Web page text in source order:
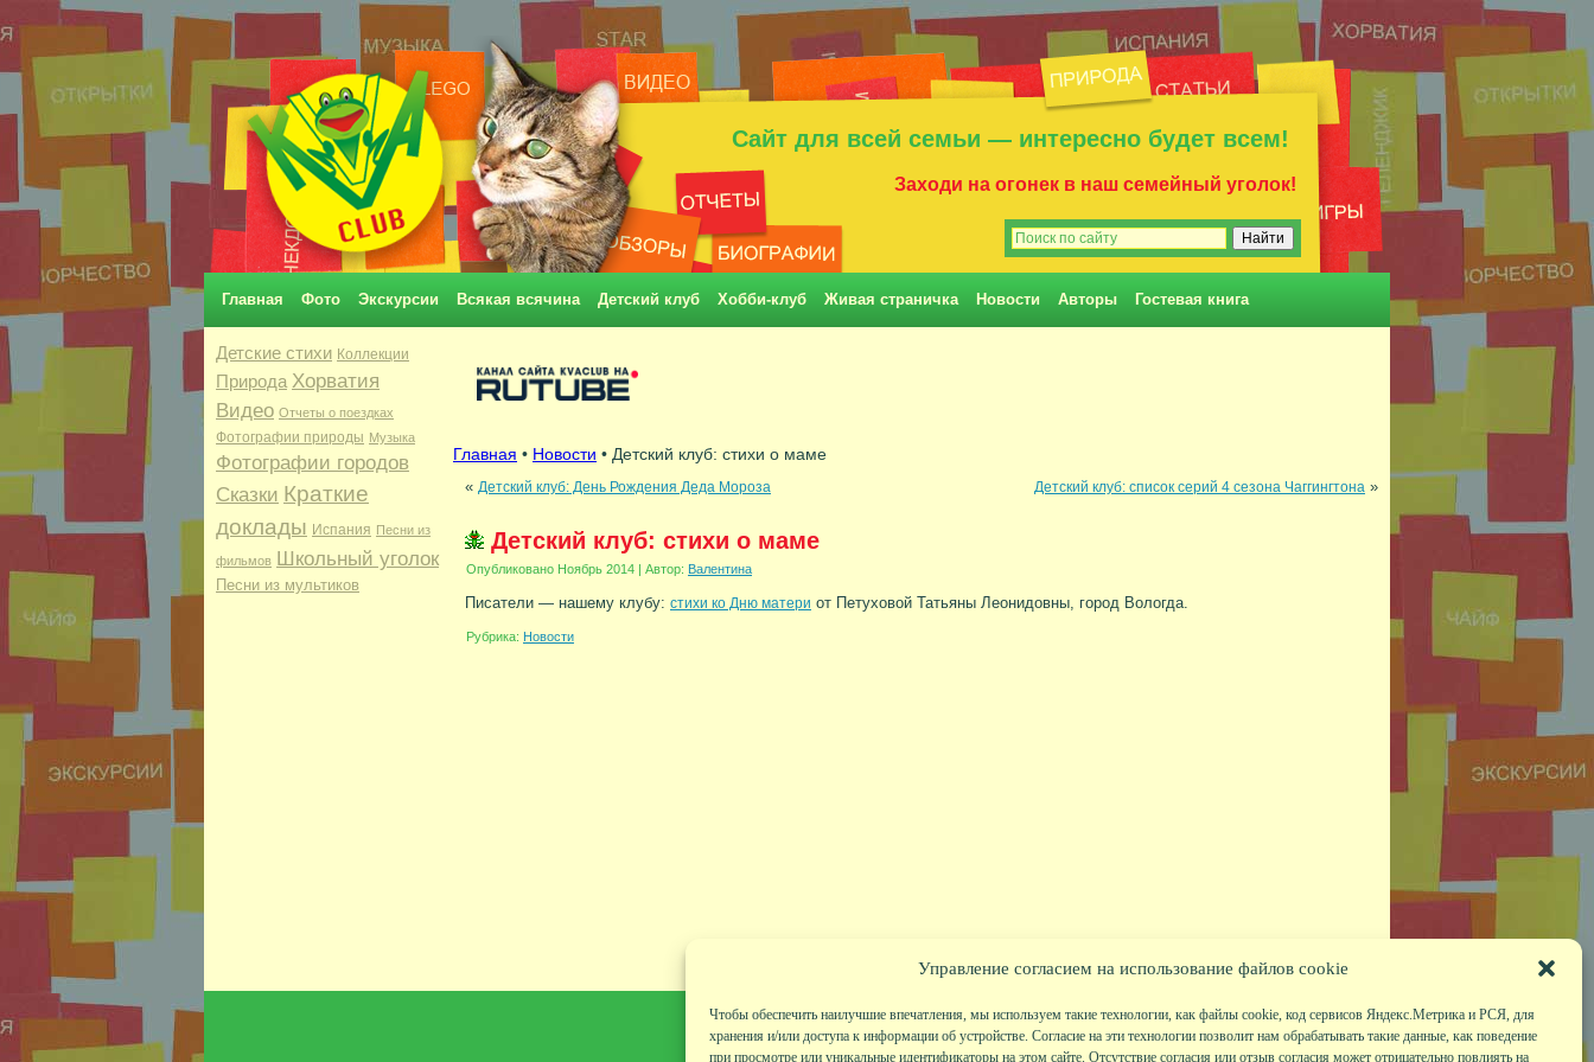
Управление согласием на использование файлов cookie
Чтобы обеспечить наилучшие впечатления, мы используем такие технологии, как файлы cookie, код сервисов Яндекс.Метрика и РСЯ, для
хранения и/или доступа к информации об устройстве. Согласие на эти технологии позволит нам обрабатывать такие данные, как поведение
при просмотре или уникальные идентификаторы на этом сайте. Отсутствие согласия или отзыв согласия может отрицательно повлиять на
Сайт для всей семьи — интересно будет всем!
Заходи на огонек в наш семейный уголок!
Главная Фото Экскурсии Всякая всячина Детский клуб Хобби-клуб Живая страничка Новости Авторы Гостевая книга
Детские стихи Коллекции
Природа Хорватия
Видео Отчеты о поездках
Фотографии природы Музыка
Фотографии городов
Сказки Краткие
доклады Испания Песни из
фильмов Школьный уголок
Песни из мультиков
Главная • Новости • Детский клуб: стихи о маме
« Детский клуб: День Рождения Деда Мороза Детский клуб: список серий 4 сезона Чаггингтона »
Детский клуб: стихи о маме
Опубликовано Ноябрь 2014 | Автор: Валентина
Писатели — нашему клубу: стихи ко Дню матери от Петуховой Татьяны Леонидовны, город Вологда.
Рубрика: Новости